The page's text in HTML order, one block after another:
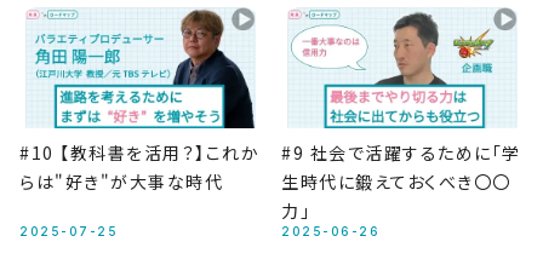
#10 【教科書を活用？】これか
らは"好き"が大事な時代
2025-07-25
#9 社会で活躍するために「学
生時代に鍛えておくべき〇〇
力」
2025-06-26